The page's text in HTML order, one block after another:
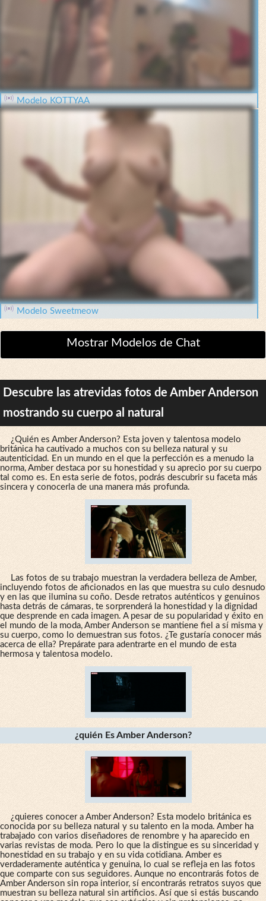
Modelo KOTTYAA
Modelo Sweetmeow
Mostrar Modelos de Chat
Descubre las atrevidas fotos de Amber Anderson
mostrando su cuerpo al natural
¿Quién es Amber Anderson? Esta joven y talentosa modelo
británica ha cautivado a muchos con su belleza natural y su
autenticidad. En un mundo en el que la perfección es a menudo la
norma, Amber destaca por su honestidad y su aprecio por su cuerpo
tal como es. En esta serie de fotos, podrás descubrir su faceta más
sincera y conocerla de una manera más profunda.
Las fotos de su trabajo muestran la verdadera belleza de Amber,
incluyendo fotos de aficionados en las que muestra su culo desnudo
y en las que ilumina su coño. Desde retratos auténticos y genuinos
hasta detrás de cámaras, te sorprenderá la honestidad y la dignidad
que desprende en cada imagen. A pesar de su popularidad y éxito en
el mundo de la moda, Amber Anderson se mantiene fiel a sí misma y
su cuerpo, como lo demuestran sus fotos. ¿Te gustaría conocer más
acerca de ella? Prepárate para adentrarte en el mundo de esta
hermosa y talentosa modelo.
¿quién Es Amber Anderson?
¿quieres conocer a Amber Anderson? Esta modelo británica es
conocida por su belleza natural y su talento en la moda. Amber ha
trabajado con varios diseñadores de renombre y ha aparecido en
varias revistas de moda. Pero lo que la distingue es su sinceridad y
honestidad en su trabajo y en su vida cotidiana. Amber es
verdaderamente auténtica y genuina, lo cual se refleja en las fotos
que comparte con sus seguidores. Aunque no encontrarás fotos de
Amber Anderson sin ropa interior, sí encontrarás retratos suyos que
muestran su belleza natural sin artificios. Así que si estás buscando